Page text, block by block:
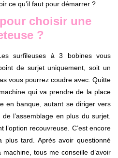
ce qu’il faut pour démarrer ?
choisir une
?
surfileuses à 3 bobines vous
de surjet uniquement, soit un
vous pourrez coudre avec. Quitte
qui va prendre de la place
en banque, autant se diriger vers
l’assemblage en plus du surjet.
l’option recouvreuse. C’est encore
tard. Après avoir questionné
tous me conseille d’avoir